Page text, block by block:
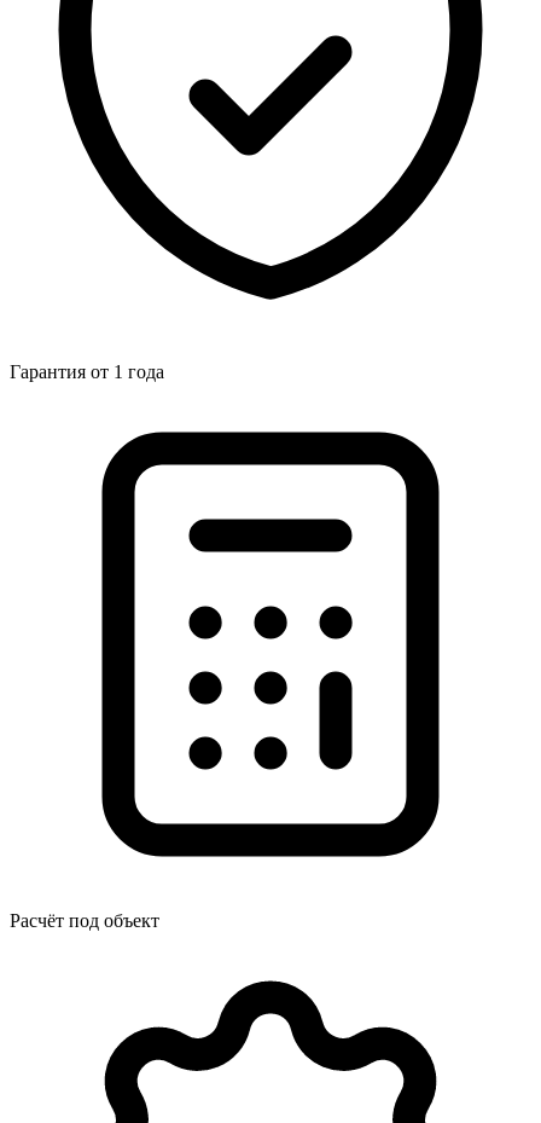
Гарантия от 1 года
Расчёт под объект